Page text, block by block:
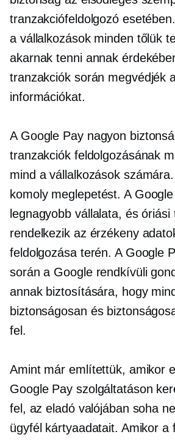
tranzakciófeldolgozó
a vállalkozások minden tőlük
akarnak tenni annak
tranzakciók során megvédjék
információkat.
A Google Pay nagyon
tranzakciók feldolgozásának
mind a vállalkozások
komoly meglepetést. A
legnagyobb vállalata, és óriási
rendelkezik az érzékeny
feldolgozása terén. A Google
során a Google rendkívüli
annak biztosítására, hogy
biztonságosan és
fel.
Amint már említettük, amikor
Google Pay szolgáltatáson
fel, az eladó valójában soha
ügyfél kártyaadatait. Amikor a